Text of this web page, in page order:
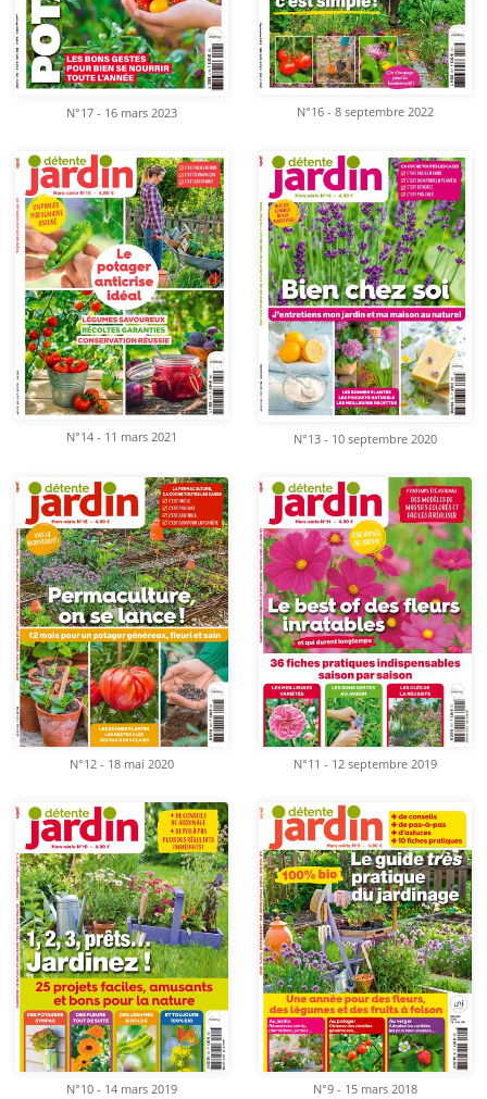
N°17 - 16 mars 2023 N°16 - 8 septembre 2022
N°14 - 11 mars 2021 N°13 - 10 septembre 2020
N°12 - 18 mai 2020 N°11 - 12 septembre 2019
N°10 - 14 mars 2019 N°9 - 15 mars 2018